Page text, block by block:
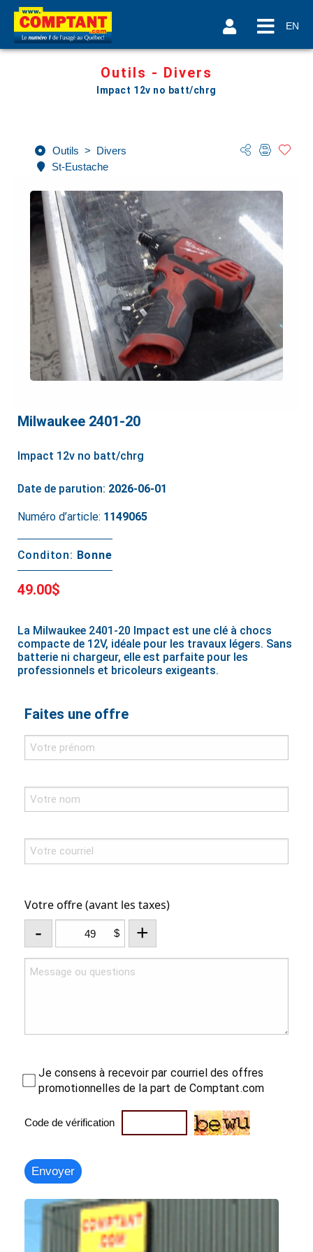
EN
Outils - Divers
Impact 12v no batt/chrg
Outils > Divers
St-Eustache
Milwaukee 2401-20
Impact 12v no batt/chrg
Date de parution: 2026-06-01
Numéro d’article: 1149065
Conditon: Bonne
49.00$
La Milwaukee 2401-20 Impact est une clé à chocs
compacte de 12V, idéale pour les travaux légers. Sans
batterie ni chargeur, elle est parfaite pour les
professionnels et bricoleurs exigeants.
Faites une offre
Votre offre (avant les taxes)
- $ +
Je consens à recevoir par courriel des offres
promotionnelles de la part de Comptant.com
Code de vérification